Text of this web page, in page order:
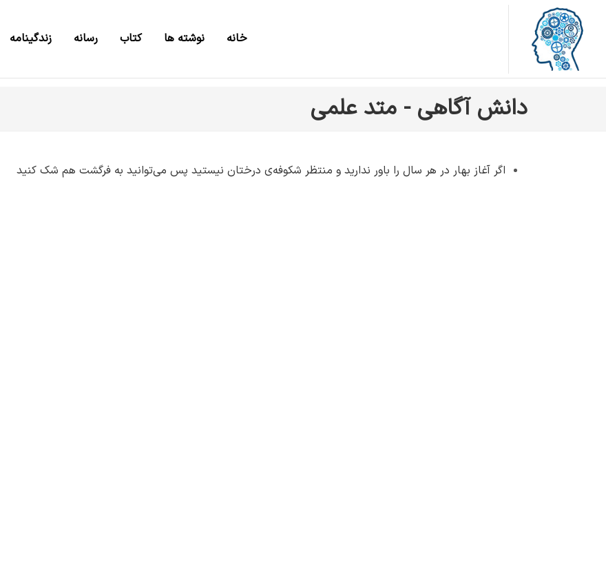
خانه نوشته ها کتاب رسانه زندگینامه
دانش آگاهی - متد علمی
اگر آغاز بهار در هر سال را باور ندارید و منتظر شکوفه‌‌ی درختان نیستید پس می‌توانید به فرگشت هم شک کنید